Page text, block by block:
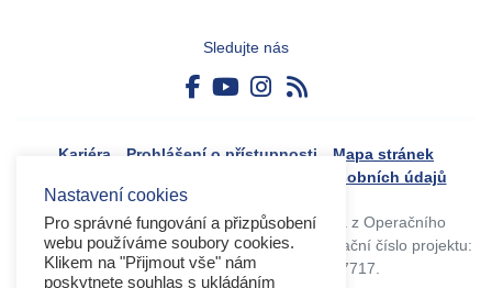
Sledujte nás
Kariéra Prohlášení o přístupnosti
Mapa stránek
Zásady ochrany osobních údajů
Tvorba webového portálu byla financovaná z Operačního
programu Výzkum, vývoj a vzdělávání. Registrační číslo projektu:
CZ.02.4.125/0.0/0.0/17_045/0017717.
Nastavení cookies
Pro správné fungování a přizpůsobení
webu používáme soubory cookies.
Klikem na "Přijmout vše" nám
poskytnete souhlas s ukládáním